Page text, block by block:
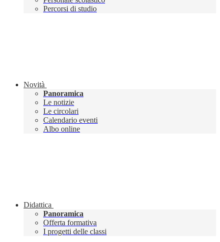
Percorsi di studio
Novità
Panoramica
Le notizie
Le circolari
Calendario eventi
Albo online
Didattica
Panoramica
Offerta formativa
I progetti delle classi